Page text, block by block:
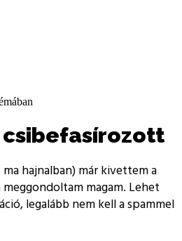
csibefasírozott
hajnalban) már kivettem a
magam. Lehet
legalább nem kell a spammel